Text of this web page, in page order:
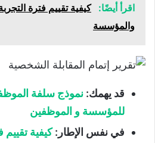
اقرأ أيضًا:
كيفية تقييم فترة
والمؤسسة
قد يهمك: نموذج سلفة
للمؤسسة و الموظفين
في نفس الإطار:كيفية